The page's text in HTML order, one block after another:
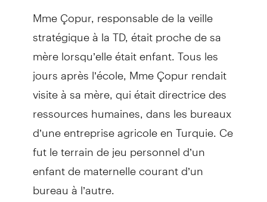
Mme Çopur, responsable de la veille
stratégique à la TD, était proche de sa
mère lorsqu’elle était enfant. Tous les
jours après l’école, Mme Çopur rendait
visite à sa mère, qui était directrice des
ressources humaines, dans les bureaux
d’une entreprise agricole en Turquie. Ce
fut le terrain de jeu personnel d’un
enfant de maternelle courant d’un
bureau à l’autre.